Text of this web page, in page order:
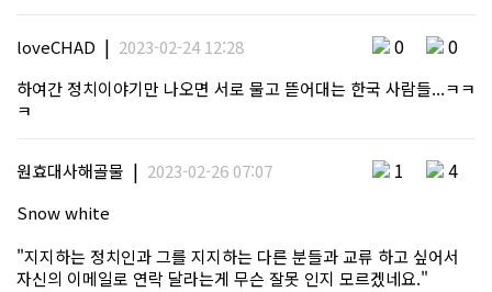
loveCHAD | 2023-02-24 12:28 0 0
하여간 정치이야기만 나오면 서로 물고 뜯어대는 한국 사람들...ㅋㅋ
ㅋ
원효대사해골물 | 2023-02-26 07:07 1 4
Snow white
"지지하는 정치인과 그를 지지하는 다른 분들과 교류 하고 싶어서
자신의 이메일로 연락 달라는게 무슨 잘못 인지 모르겠네요."